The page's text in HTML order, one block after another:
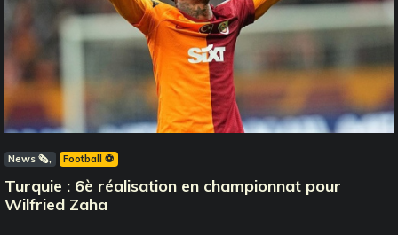
News 🗞️ Football ⚽️
Turquie : 6è réalisation en championnat pour
Wilfried Zaha